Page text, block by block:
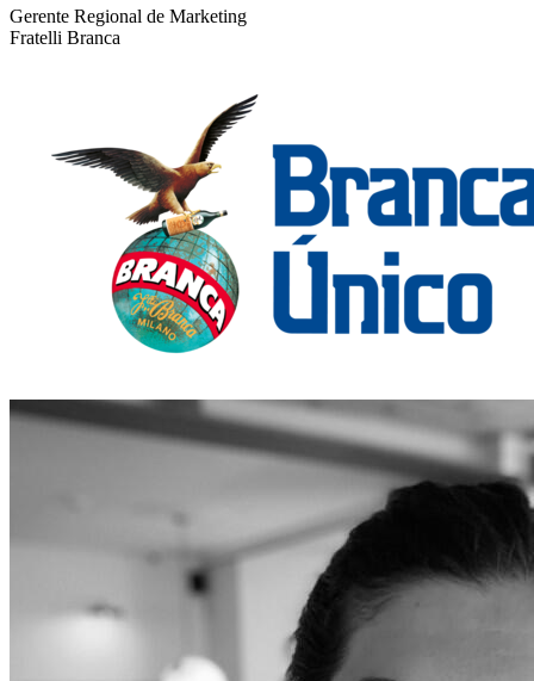
Gerente Regional de Marketing
Fratelli Branca